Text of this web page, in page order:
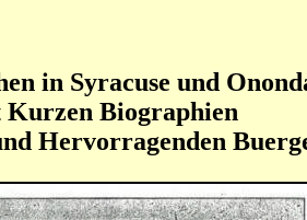
in Syracuse und
Kurzen Biographien
Hervorragenden